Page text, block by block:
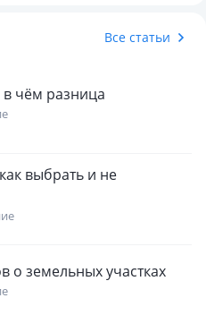
Все статьи
чём разница
выбрать и не
о земельных участках